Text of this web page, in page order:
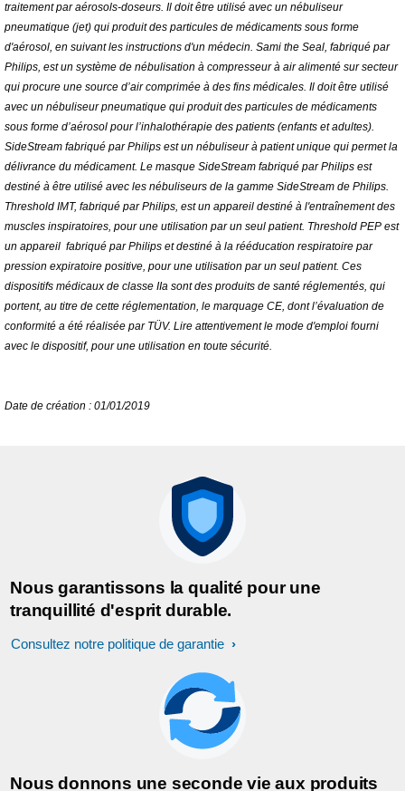
traitement par aérosols-doseurs. Il doit être utilisé avec un nébuliseur
pneumatique (jet) qui produit des particules de médicaments sous forme
d'aérosol, en suivant les instructions d'un médecin. Sami the Seal, fabriqué par
Philips, est un système de nébulisation à compresseur à air alimenté sur secteur
qui procure une source d’air comprimée à des fins médicales. Il doit être utilisé
avec un nébuliseur pneumatique qui produit des particules de médicaments
sous forme d’aérosol pour l’inhalothérapie des patients (enfants et adultes).
SideStream fabriqué par Philips est un nébuliseur à patient unique qui permet la
délivrance du médicament. Le masque SideStream fabriqué par Philips est
destiné à être utilisé avec les nébuliseurs de la gamme SideStream de Philips.
Threshold IMT, fabriqué par Philips, est un appareil destiné à l'entraînement des
muscles inspiratoires, pour une utilisation par un seul patient. Threshold PEP est
un appareil fabriqué par Philips et destiné à la rééducation respiratoire par
pression expiratoire positive, pour une utilisation par un seul patient. Ces
dispositifs médicaux de classe IIa sont des produits de santé réglementés, qui
portent, au titre de cette réglementation, le marquage CE, dont l’évaluation de
conformité a été réalisée par TÜV. Lire attentivement le mode d'emploi fourni
avec le dispositif, pour une utilisation en toute sécurité.
Date de création : 01/01/2019
Nous garantissons la qualité pour une
tranquillité d'esprit durable.
Consultez notre politique de garantie
Nous donnons une seconde vie aux produits